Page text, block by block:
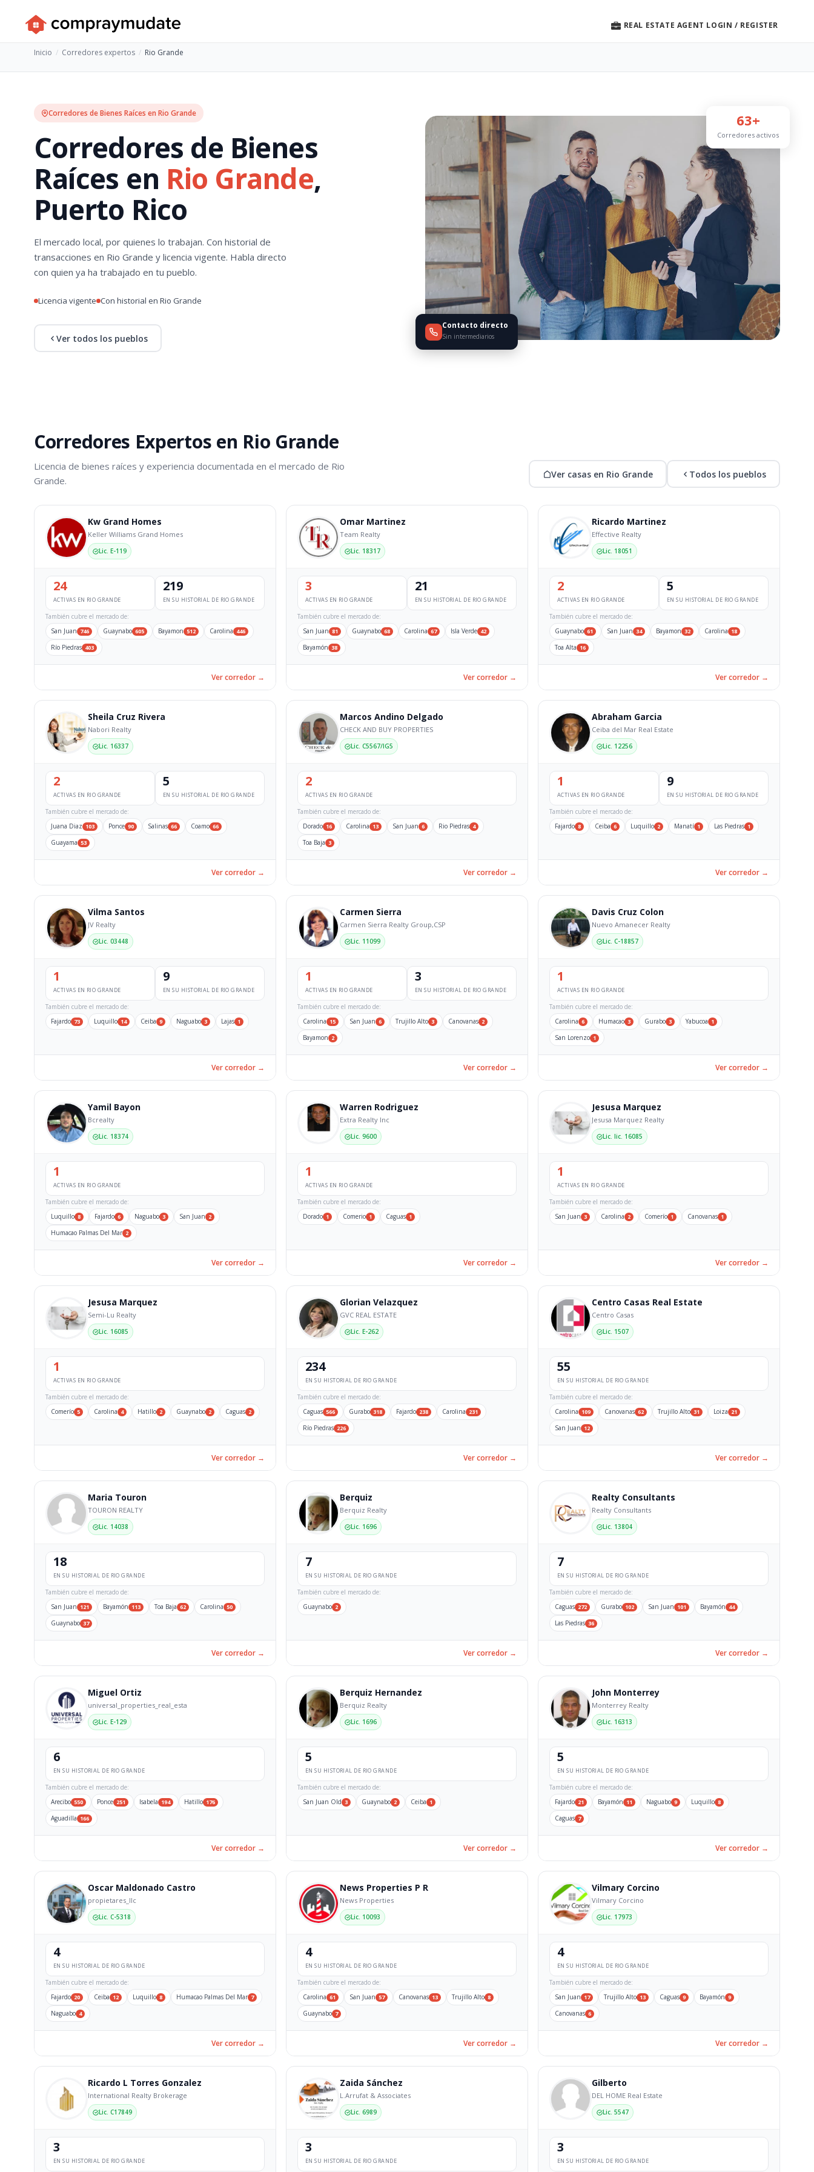
REAL ESTATE AGENT LOGIN / REGISTER
Inicio Corredores expertos Rio Grande
Corredores de Bienes Raíces en Rio Grande
Corredores de Bienes
Raíces en Rio Grande,
Puerto Rico
El mercado local, por quienes lo trabajan. Con historial de
transacciones en Rio Grande y licencia vigente. Habla directo
con quien ya ha trabajado en tu pueblo.
Licencia vigente Con historial en Rio Grande
Ver todos los pueblos
63+
Corredores activos
Contacto directo
Sin intermediarios
Corredores Expertos en Rio Grande
Licencia de bienes raíces y experiencia documentada en el mercado de Rio
Grande.
Ver casas en Rio Grande Todos los pueblos
Kw Grand Homes
Keller Williams Grand Homes
Lic. E-119
24
ACTIVAS EN RIO GRANDE
219
EN SU HISTORIAL DE RIO GRANDE
También cubre el mercado de:
San Juan 746 Guaynabo 605 Bayamon 512 Carolina 446
Río Piedras 403
Ver corredor →
Omar Martinez
Team Realty
Lic. 18317
3
ACTIVAS EN RIO GRANDE
21
EN SU HISTORIAL DE RIO GRANDE
También cubre el mercado de:
San Juan 81 Guaynabo 68 Carolina 67 Isla Verde 42
Bayamón 38
Ver corredor →
Ricardo Martinez
Effective Realty
Lic. 18051
2
ACTIVAS EN RIO GRANDE
5
EN SU HISTORIAL DE RIO GRANDE
También cubre el mercado de:
Guaynabo 61 San Juan 34 Bayamon 32 Carolina 18
Toa Alta 16
Ver corredor →
Sheila Cruz Rivera
Nabori Realty
Lic. 16337
2
ACTIVAS EN RIO GRANDE
5
EN SU HISTORIAL DE RIO GRANDE
También cubre el mercado de:
Juana Diaz 103 Ponce 90 Salinas 66 Coamo 66
Guayama 53
Ver corredor →
Marcos Andino Delgado
CHECK AND BUY PROPERTIES
Lic. C5567/IG5
2
ACTIVAS EN RIO GRANDE
También cubre el mercado de:
Dorado 16 Carolina 13 San Juan 6 Rio Piedras 4
Toa Baja 3
Ver corredor →
Abraham Garcia
Ceiba del Mar Real Estate
Lic. 12256
1
ACTIVAS EN RIO GRANDE
9
EN SU HISTORIAL DE RIO GRANDE
También cubre el mercado de:
Fajardo 8 Ceiba 6 Luquillo 2 Manatí 1 Las Piedras 1
Ver corredor →
Vilma Santos
JV Realty
Lic. 03448
1
ACTIVAS EN RIO GRANDE
9
EN SU HISTORIAL DE RIO GRANDE
También cubre el mercado de:
Fajardo 73 Luquillo 14 Ceiba 9 Naguabo 3 Lajas 1
Ver corredor →
Carmen Sierra
Carmen Sierra Realty Group,CSP
Lic. 11099
1
ACTIVAS EN RIO GRANDE
3
EN SU HISTORIAL DE RIO GRANDE
También cubre el mercado de:
Carolina 15 San Juan 6 Trujillo Alto 3 Canovanas 2
Bayamon 2
Ver corredor →
Davis Cruz Colon
Nuevo Amanecer Realty
Lic. C-18857
1
ACTIVAS EN RIO GRANDE
También cubre el mercado de:
Carolina 6 Humacao 3 Gurabo 3 Yabucoa 1
San Lorenzo 1
Ver corredor →
Yamil Bayon
Bcrealty
Lic. 18374
1
ACTIVAS EN RIO GRANDE
También cubre el mercado de:
Luquillo 8 Fajardo 6 Naguabo 3 San Juan 2
Humacao Palmas Del Mar 2
Ver corredor →
Warren Rodriguez
Extra Realty Inc
Lic. 9600
1
ACTIVAS EN RIO GRANDE
También cubre el mercado de:
Dorado 1 Comerio 1 Caguas 1
Ver corredor →
Jesusa Marquez
Jesusa Marquez Realty
Lic. lic. 16085
1
ACTIVAS EN RIO GRANDE
También cubre el mercado de:
San Juan 3 Carolina 2 Comerío 1 Canovanas 1
Ver corredor →
Jesusa Marquez
Semi-Lu Realty
Lic. 16085
1
ACTIVAS EN RIO GRANDE
También cubre el mercado de:
Comerío 5 Carolina 4 Hatillo 2 Guaynabo 2 Caguas 2
Ver corredor →
Glorian Velazquez
GVC REAL ESTATE
Lic. E-262
234
EN SU HISTORIAL DE RIO GRANDE
También cubre el mercado de:
Caguas 566 Gurabo 318 Fajardo 238 Carolina 231
Río Piedras 226
Ver corredor →
Centro Casas Real Estate
Centro Casas
Lic. 1507
55
EN SU HISTORIAL DE RIO GRANDE
También cubre el mercado de:
Carolina 109 Canovanas 62 Trujillo Alto 31 Loiza 21
San Juan 12
Ver corredor →
Maria Touron
TOURON REALTY
Lic. 14038
18
EN SU HISTORIAL DE RIO GRANDE
También cubre el mercado de:
San Juan 121 Bayamón 113 Toa Baja 62 Carolina 50
Guaynabo 37
Ver corredor →
Berquiz
Berquiz Realty
Lic. 1696
7
EN SU HISTORIAL DE RIO GRANDE
También cubre el mercado de:
Guaynabo 2
Ver corredor →
Realty Consultants
Realty Consultants
Lic. 13804
7
EN SU HISTORIAL DE RIO GRANDE
También cubre el mercado de:
Caguas 272 Gurabo 102 San Juan 101 Bayamón 44
Las Piedras 36
Ver corredor →
Miguel Ortiz
universal_properties_real_esta
Lic. E-129
6
EN SU HISTORIAL DE RIO GRANDE
También cubre el mercado de:
Arecibo 550 Ponce 251 Isabela 194 Hatillo 176
Aguadilla 166
Ver corredor →
Berquiz Hernandez
Berquiz Realty
Lic. 1696
5
EN SU HISTORIAL DE RIO GRANDE
También cubre el mercado de:
San Juan Old 3 Guaynabo 2 Ceiba 1
Ver corredor →
John Monterrey
Monterrey Realty
Lic. 16313
5
EN SU HISTORIAL DE RIO GRANDE
También cubre el mercado de:
Fajardo 21 Bayamón 11 Naguabo 9 Luquillo 8
Caguas 7
Ver corredor →
Oscar Maldonado Castro
propietares_llc
Lic. C-5318
4
EN SU HISTORIAL DE RIO GRANDE
También cubre el mercado de:
Fajardo 20 Ceiba 12 Luquillo 8 Humacao Palmas Del Mar 7
Naguabo 4
Ver corredor →
News Properties P R
News Properties
Lic. 10093
4
EN SU HISTORIAL DE RIO GRANDE
También cubre el mercado de:
Carolina 61 San Juan 57 Canovanas 13 Trujillo Alto 8
Guaynabo 7
Ver corredor →
Vilmary Corcino
Vilmary Corcino
Lic. 17973
4
EN SU HISTORIAL DE RIO GRANDE
También cubre el mercado de:
San Juan 17 Trujillo Alto 13 Caguas 9 Bayamón 9
Canovanas 6
Ver corredor →
Ricardo L Torres Gonzalez
International Realty Brokerage
Lic. C17849
3
EN SU HISTORIAL DE RIO GRANDE
Zaida Sánchez
L.Arrufat & Associates
Lic. 6989
3
EN SU HISTORIAL DE RIO GRANDE
Gilberto
DEL HOME Real Estate
Lic. 5547
3
EN SU HISTORIAL DE RIO GRANDE